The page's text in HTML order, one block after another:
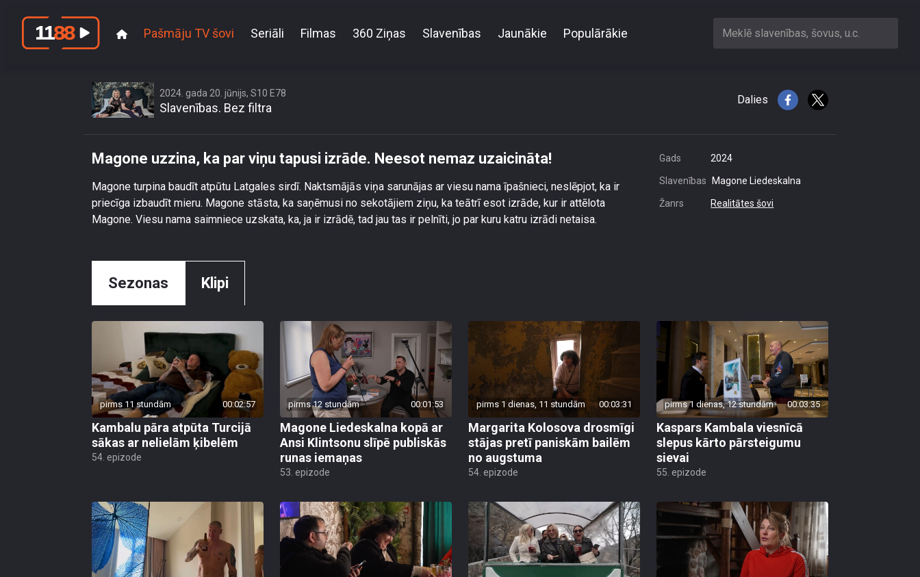
Pašmāju TV šovi Seriāli Filmas 360 Ziņas Slavenības Jaunākie Populārākie Meklē slavenības, šovus, u.c.
2024. gada 20. jūnijs, S10 E78
Slavenības. Bez filtra
Dalies
Magone uzzina, ka par viņu tapusi izrāde. Neesot nemaz uzaicināta!
Magone turpina baudīt atpūtu Latgales sirdī. Naktsmājās viņa sarunājas ar viesu nama īpašnieci, neslēpjot, ka ir
priecīga izbaudīt mieru. Magone stāsta, ka saņēmusi no sekotājiem ziņu, ka teātrī esot izrāde, kur ir attēlota
Magone. Viesu nama saimniece uzskata, ka, ja ir izrādē, tad jau tas ir pelnīti, jo par kuru katru izrādi netaisa.
Gads 2024
Slavenības Magone Liedeskalna
Žanrs Realitātes šovi
Sezonas Klipi
pirms 11 stundām 00:02:57
Kambalu pāra atpūta Turcijā
sākas ar nelielām ķibelēm
54. epizode
pirms 12 stundām 00:01:53
Magone Liedeskalna kopā ar
Ansi Klintsonu slīpē publiskās
runas iemaņas
53. epizode
pirms 1 dienas, 11 stundām 00:03:31
Margarita Kolosova drosmīgi
stājas pretī paniskām bailēm
no augstuma
54. epizode
pirms 1 dienas, 12 stundām 00:03:35
Kaspars Kambala viesnīcā
slepus kārto pārsteigumu
sievai
55. epizode